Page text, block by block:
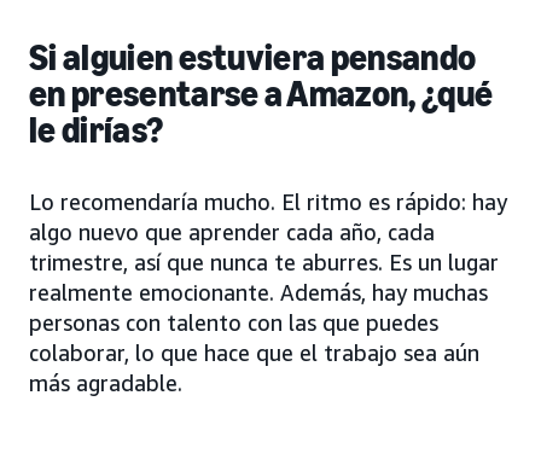
Si alguien estuviera pensando
en presentarse a Amazon, ¿qué
le dirías?
Lo recomendaría mucho. El ritmo es rápido: hay
algo nuevo que aprender cada año, cada
trimestre, así que nunca te aburres. Es un lugar
realmente emocionante. Además, hay muchas
personas con talento con las que puedes
colaborar, lo que hace que el trabajo sea aún
más agradable.